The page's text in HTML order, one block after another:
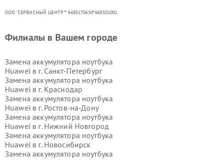
ООО "СЕРВИСНЫЙ ЦЕНТР"* 6685170650*668501001
Филиалы в Вашем городе
Замена аккумулятора ноутбука
Huawei в г. Санкт-Петербург
Замена аккумулятора ноутбука
Huawei в г. Краснодар
Замена аккумулятора ноутбука
Huawei в г. Ростов-на-Дону
Замена аккумулятора ноутбука
Huawei в г. Нижний Новгород
Замена аккумулятора ноутбука
Huawei в г. Новосибирск
Замена аккумулятора ноутбука